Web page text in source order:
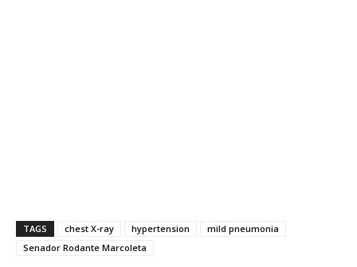
TAGS chest X-ray hypertension
mild pneumonia
Senador Rodante Marcoleta